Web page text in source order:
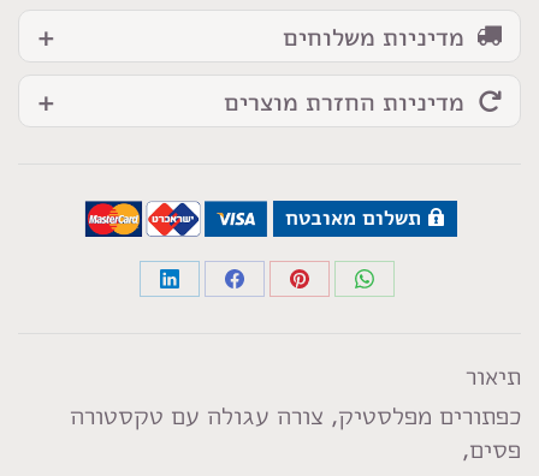
מדיניות משלוחים
מדיניות החזרת מוצרים
תשלום מאובטח
Share
Share
Share
Share
תיאור
כפתורים מפלסטיק, צורה עגולה עם טקסטורה
פסים,